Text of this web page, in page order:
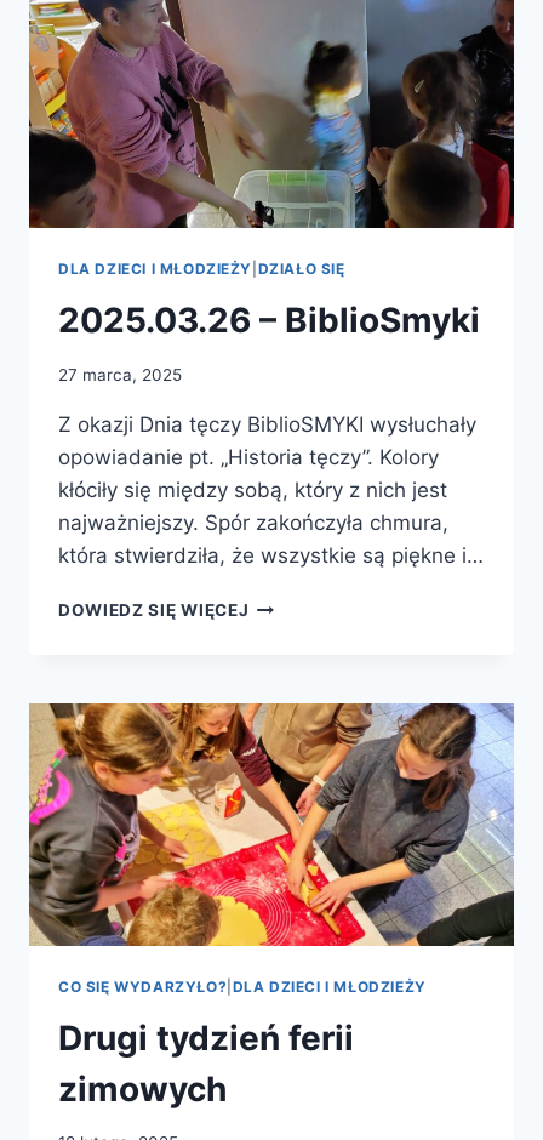
PRAKTYCE.
DLA DZIECI I MŁODZIEŻY DZIAŁO SIĘ
2025.03.26 – BiblioSmyki
27 marca, 2025
Z okazji Dnia tęczy BiblioSMYKI wysłuchały
opowiadanie pt. „Historia tęczy”. Kolory
kłóciły się między sobą, który z nich jest
najważniejszy. Spór zakończyła chmura,
która stwierdziła, że wszystkie są piękne i…
DOWIEDZ SIĘ WIĘCEJ 2025.03.26
CO SIĘ WYDARZYŁO? DLA DZIECI I MŁODZIEŻY
Drugi tydzień ferii
zimowych